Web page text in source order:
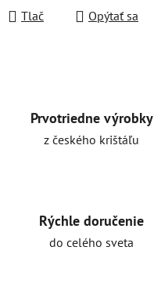
Tlač Opýtať sa
Prvotriedne výrobky
z českého krištáľu
Rýchle doručenie
do celého sveta